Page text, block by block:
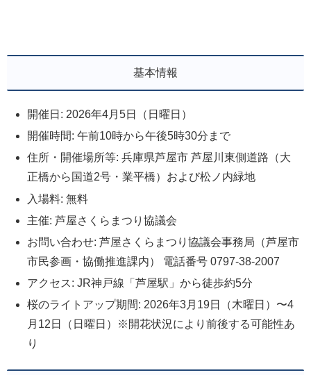
基本情報
開催日: 2026年4月5日（日曜日）
開催時間: 午前10時から午後5時30分まで
住所・開催場所等: 兵庫県芦屋市 芦屋川東側道路（大
正橋から国道2号・業平橋）および松ノ内緑地
入場料: 無料
主催: 芦屋さくらまつり協議会
お問い合わせ: 芦屋さくらまつり協議会事務局（芦屋市
市民参画・協働推進課内） 電話番号 0797-38-2007
アクセス: JR神戸線「芦屋駅」から徒歩約5分
桜のライトアップ期間: 2026年3月19日（木曜日）〜4
月12日（日曜日）※開花状況により前後する可能性あ
り